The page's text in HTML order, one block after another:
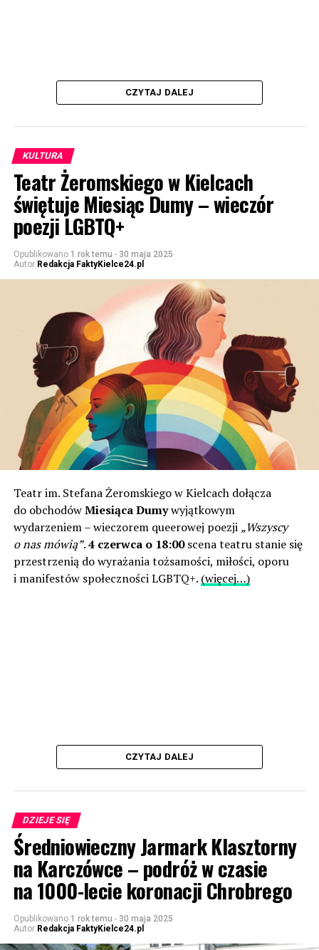
CZYTAJ DALEJ
KULTURA
Teatr Żeromskiego w Kielcach
świętuje Miesiąc Dumy – wieczór
poezji LGBTQ+
Opublikowano 1 rok temu - 30 maja 2025
Autor Redakcja FaktyKielce24.pl
Teatr im. Stefana Żeromskiego w Kielcach dołącza
do obchodówMiesiąca Dumywyjątkowym
wydarzeniem – wieczorem queerowej poezji „Wszyscy
o nas mówią”.4 czerwca o 18:00scena teatru stanie się
przestrzenią do wyrażania tożsamości, miłości, oporu
i manifestów społeczności LGBTQ+. (więcej…)
CZYTAJ DALEJ
DZIEJE SIĘ
Średniowieczny Jarmark Klasztorny
na Karczówce – podróż w czasie
na 1000-lecie koronacji Chrobrego
Opublikowano 1 rok temu - 30 maja 2025
Autor Redakcja FaktyKielce24.pl